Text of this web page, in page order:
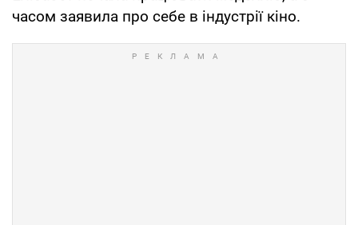
часом заявила про себе в індустрії кіно.